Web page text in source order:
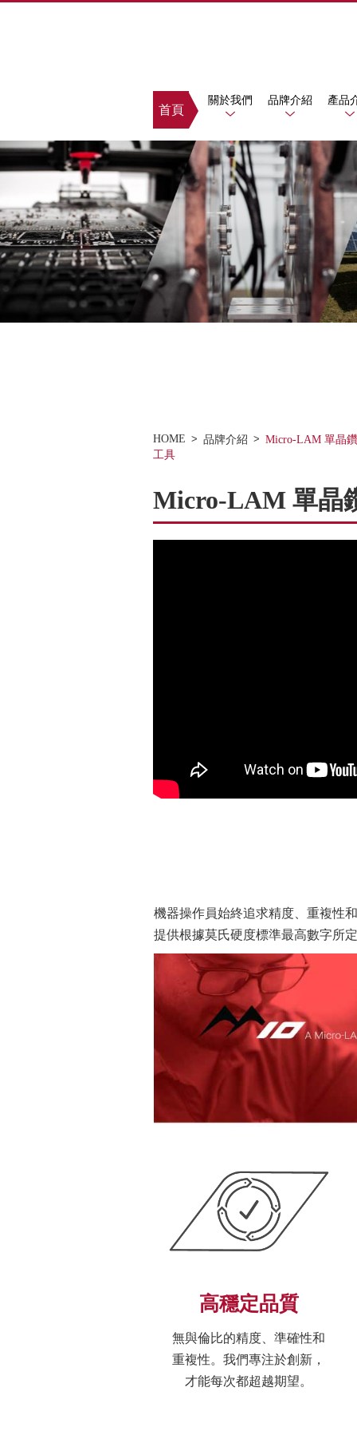
首頁
關於我們 品牌介紹 產品
HOME 品牌介紹
Micro-LAM 單晶
工具
Micro-LAM 單晶
機器操作員始終追求精度、重複性
提供根據莫氏硬度標準最高數字所
高穩定品質
無與倫比的精度、準確性和
重複性。我們專注於創新，
才能每次都超越期望。